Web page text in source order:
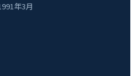
年3月